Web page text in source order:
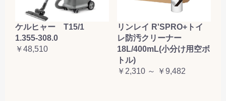
ケルヒャー T15/1
1.355-308.0
￥48,510
リンレイ R'SPRO+トイ
レ防汚クリーナー
18L/400mL(小分け用空ボ
トル)
￥2,310 ～ ￥9,482